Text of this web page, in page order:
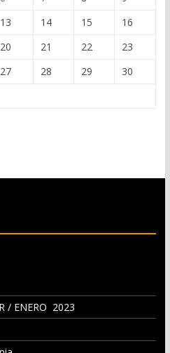
13 14 15
16
20 21 22
23
27 28 29
30
/ ENERO 2023